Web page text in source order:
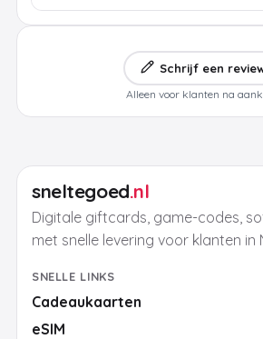
Schrijf een
Alleen voor klanten na
sneltegoed.nl
Digitale giftcards, game-codes,
met snelle levering voor klanten in
SNELLE LINKS
Cadeaukaarten
eSIM